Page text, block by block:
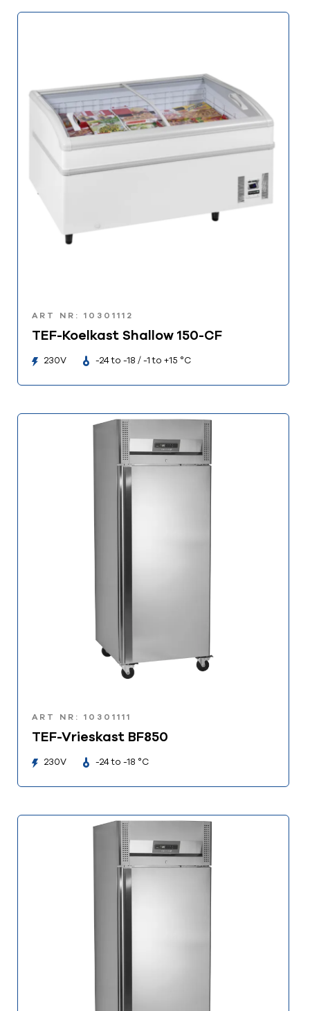
ART NR: 10301112
TEF-Koelkast Shallow 150-CF
230V -24 to -18 / -1 to +15 °C
ART NR: 10301111
TEF-Vrieskast BF850
230V -24 to -18 °C